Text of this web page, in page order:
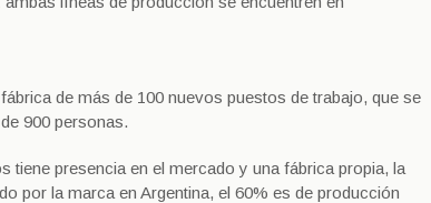
de más de 100 nuevos puestos de trabajo, que se
900 personas.
tiene presencia en el mercado y una fábrica propia, la
por la marca en Argentina, el 60% es de producción